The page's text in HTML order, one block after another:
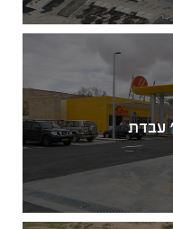
עבדת